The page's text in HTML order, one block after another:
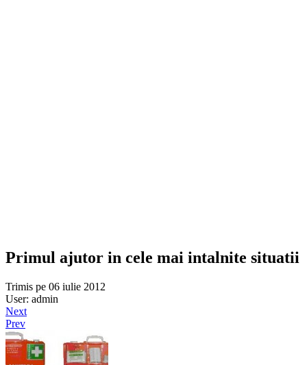
Primul ajutor in cele mai intalnite situatii
Trimis pe 06 iulie 2012
User: admin
Next
Prev